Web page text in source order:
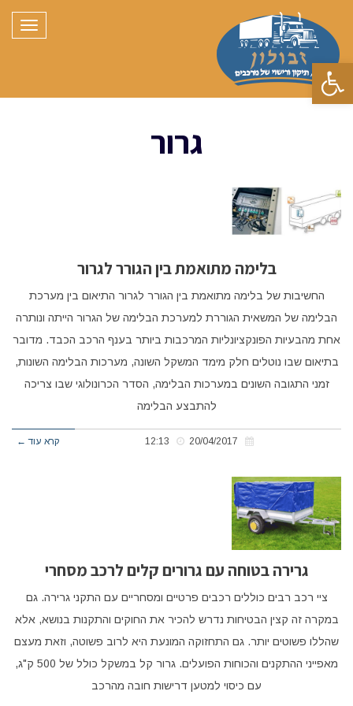
פתח סרגל נגישות
גרור
בלימה מתואמת בין הגורר לגרור
החשיבות של בלימה מתואמת בין הגורר לגרור התיאום בין מערכת
הבלימה של המשאית הגוררת למערכת הבלימה של הגרור הייתה ונותרה
אחת מהבעיות הפונקציונליות המרכבות ביותר בענף הרכב הכבד. מדובר
בתיאום שבו נוטלים חלק מימד המשקל השונה, מערכות הבלימה השונות,
זמני התגובה השונים במערכות הבלימה, הסדר הכרונולוגי שבו צריכה
להתבצע הבלימה
קרא עוד ←
גרירה בטוחה עם גרורים קלים לרכב מסחרי
ציי רכב רבים כוללים רכבים פרטיים ומסחריים עם התקני גרירה. גם
במקרה זה קצין הבטיחות נדרש להכיר את החוקים והתקנות בנושא, אלא
שהללו פשוטים יותר. גם התחזוקה המונעת היא לרוב פשוטה, וזאת מעצם
מאפייני ההתקנים והכוחות הפועלים. גרור קל במשקל כולל של 500 ק"ג,
עם כיסוי למטען דרישות חובה מהרכב